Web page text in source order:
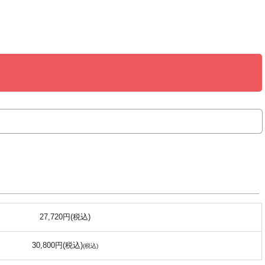
27,720円(税込)
30,800円(税込)